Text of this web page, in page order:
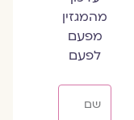
מהמגזין
מפעם
לפעם